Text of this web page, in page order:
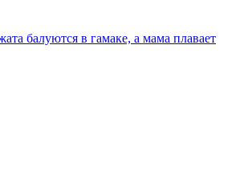
балуются в гамаке, а мама плавает